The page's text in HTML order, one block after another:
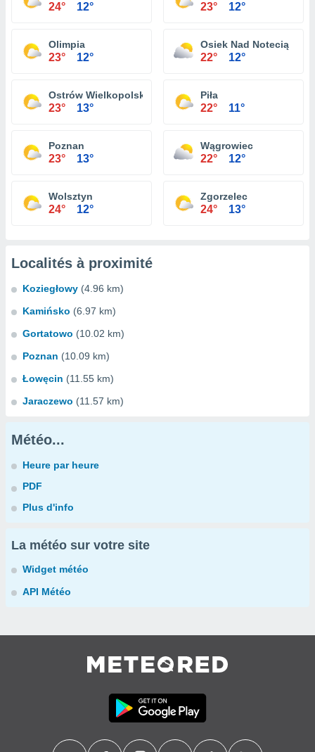
24° 12° 23° 12°
Olimpia
23° 12°
Osiek Nad Notecią
22° 12°
Ostrów Wielkopolski
23° 13°
Piła
22° 11°
Poznan
23° 13°
Wągrowiec
22° 12°
Wolsztyn
24° 12°
Zgorzelec
24° 13°
Localités à proximité
Koziegłowy (4.96 km)
Kamińsko (6.97 km)
Gortatowo (10.02 km)
Poznan (10.09 km)
Łowęcin (11.55 km)
Jaraczewo (11.57 km)
Météo...
Heure par heure
PDF
Plus d'info
La météo sur votre site
Widget météo
API Météo